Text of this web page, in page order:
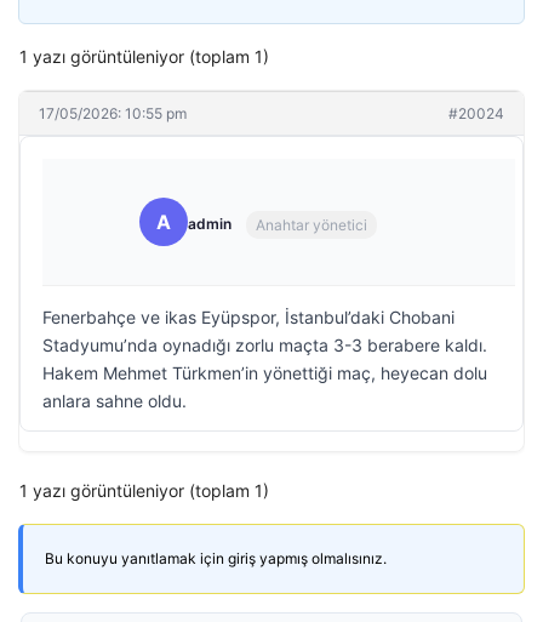
1 yazı görüntüleniyor (toplam 1)
17/05/2026: 10:55 pm #20024
A admin Anahtar yönetici
Fenerbahçe ve ikas Eyüpspor, İstanbul’daki Chobani
Stadyumu’nda oynadığı zorlu maçta 3-3 berabere kaldı.
Hakem Mehmet Türkmen’in yönettiği maç, heyecan dolu
anlara sahne oldu.
1 yazı görüntüleniyor (toplam 1)
Bu konuyu yanıtlamak için giriş yapmış olmalısınız.